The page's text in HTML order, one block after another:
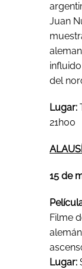
Juan
del
Lugar:
21h00
ALAUSÍ
15 de
Filme
Lugar: